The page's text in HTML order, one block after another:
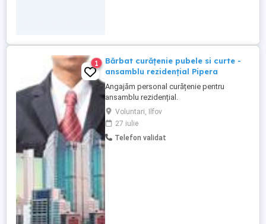
1
Bărbat curățenie pubele si curte -
ansamblu rezidențial Pipera
Angajăm personal curățenie pentru
ansamblu rezidențial.
Voluntari, Ilfov
27 iulie
Telefon validat